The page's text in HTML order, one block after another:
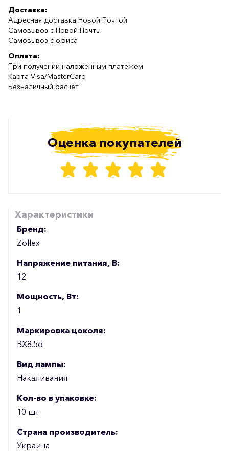
Доставка:
Адресная доставка Новой Почтой
Самовывоз с Новой Почты
Самовывоз с офиса
Оплата:
При получении наложенным платежем
Карта Visa/MasterCard
Безналичный расчет
Оценка покупателей
Характеристики
Бренд:
Zollex
Напряжение питания, В:
12
Мощность, Вт:
1
Маркировка цоколя:
BX8.5d
Вид лампы:
Накаливания
Кол-во в упаковке:
10 шт
Страна производитель:
Украина